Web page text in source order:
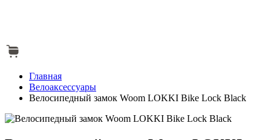
Главная
Велоаксессуары
Велосипедный замок Woom LOKKI Bike Lock Black